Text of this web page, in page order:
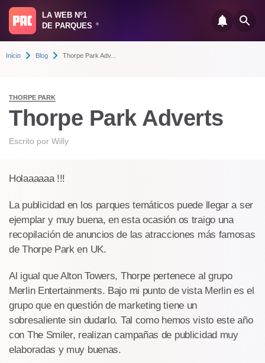
LA WEB Nº1
DE PARQUES
®
Inicio Blog Thorpe Park Adv...
THORPE PARK
Thorpe Park Adverts
Escrito por Willy
Holaaaaaa !!!
La publicidad en los parques temáticos puede llegar a ser
ejemplar y muy buena, en esta ocasión os traigo una
recopilación de anuncios de las atracciones más famosas
de Thorpe Park en UK.
Al igual que Alton Towers, Thorpe pertenece al grupo
Merlin Entertainments. Bajo mi punto de vista Merlin es el
grupo que en questión de marketing tiene un
sobresaliente sin dudarlo. Tal como hemos visto este año
con The Smiler, realizan campañas de publicidad muy
elaboradas y muy buenas.